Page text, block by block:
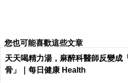
您也可能喜歡這些文章
天天喝精力湯，麻醉科醫師反變成
骨」｜每日健康 Health